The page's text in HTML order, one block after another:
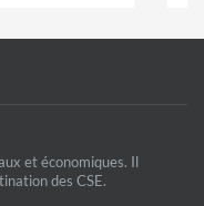
et économiques. Il
des CSE.